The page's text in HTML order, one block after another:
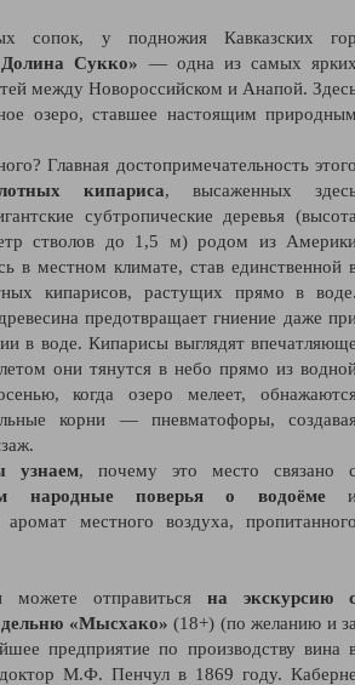
сопок, у подножия Кавказских
Сукко» — одна из самых
между Новороссийском и Анапой.
озеро, ставшее настоящим
Главная достопримечательность
кипариса, высаженных
субтропические деревья
стволов до 1,5 м) родом из
в местном климате, став единственной
кипарисов, растущих прямо в
предотвращает гниение даже
в воде. Кипарисы выглядят
они тянутся в небо прямо из
когда озеро мелеет,
корни — пневматофоры,
узнаем, почему это место связано
народные поверья о водоёме
местного воздуха,
отправиться на экскурсию
«Мысхако» (18+) (по желанию и
предприятие по производству вина
М.Ф. Пенчул в 1869 году.